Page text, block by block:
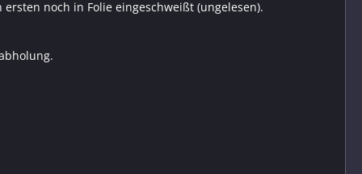
noch in Folie eingeschweißt (ungelesen).